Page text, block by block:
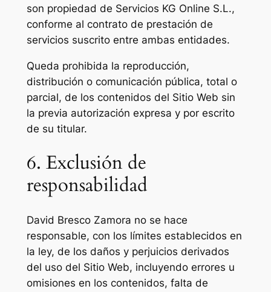
son propiedad de Servicios KG Online S.L.,
conforme al contrato de prestación de
servicios suscrito entre ambas entidades.
Queda prohibida la reproducción,
distribución o comunicación pública, total o
parcial, de los contenidos del Sitio Web sin
la previa autorización expresa y por escrito
de su titular.
6. Exclusión de
responsabilidad
David Bresco Zamora no se hace
responsable, con los límites establecidos en
la ley, de los daños y perjuicios derivados
del uso del Sitio Web, incluyendo errores u
omisiones en los contenidos, falta de